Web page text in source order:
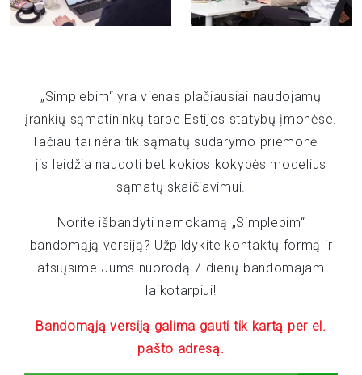
„Simplebim“ yra vienas plačiausiai naudojamų
įrankių sąmatininkų tarpe Estijos statybų įmonėse.
Tačiau tai nėra tik sąmatų sudarymo priemonė –
jis leidžia naudoti bet kokios kokybės modelius
sąmatų skaičiavimui.
Norite išbandyti nemokamą „Simplebim“
bandomąją versiją? Užpildykite kontaktų formą ir
atsiųsime Jums nuorodą 7 dienų bandomajam
laikotarpiui!
Bandomąją versiją galima gauti tik kartą per el.
pašto adresą.